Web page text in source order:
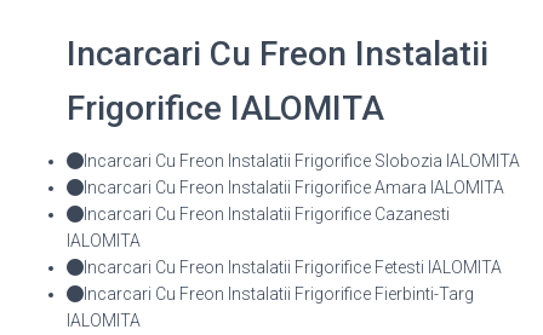
Incarcari Cu Freon Instalatii
Frigorifice IALOMITA
Incarcari Cu Freon Instalatii Frigorifice Slobozia IALOMITA
Incarcari Cu Freon Instalatii Frigorifice Amara IALOMITA
Incarcari Cu Freon Instalatii Frigorifice Cazanesti
IALOMITA
Incarcari Cu Freon Instalatii Frigorifice Fetesti IALOMITA
Incarcari Cu Freon Instalatii Frigorifice Fierbinti-Targ
IALOMITA